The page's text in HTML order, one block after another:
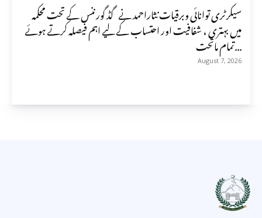
سیکرٹری توانائی وبرقیات نثاراحمد نے گڈ گورننس کے تحت محکمہ
میں بہتری ، شفافیت اور احتساب کے لیے اہم فیصلہ کرتے ہوئے
تمام ماتحت...
August 7, 2026